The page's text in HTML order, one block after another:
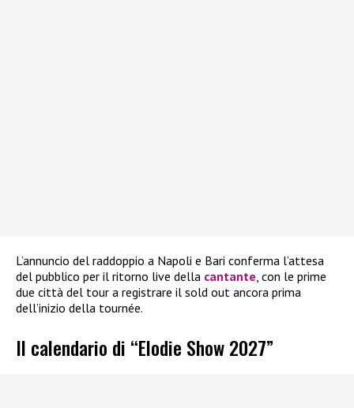
L’annuncio del raddoppio a Napoli e Bari conferma l’attesa
del pubblico per il ritorno live della cantante , con le prime
due città del tour a registrare il sold out ancora prima
dell’inizio della tournée.
Il calendario di “Elodie Show 2027”